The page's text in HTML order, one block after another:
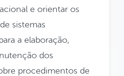
e orientar os
sistemas
a elaboração,
dos
procedimentos de